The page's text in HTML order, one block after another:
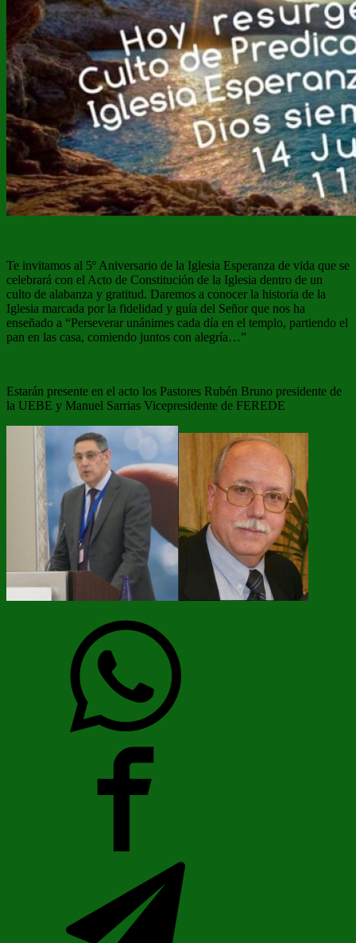
Te invitamos al 5º Aniversario de la Iglesia Esperanza de vida que se
celebrará con el Acto de Constitución de la Iglesia dentro de un
culto de alabanza y gratitud. Daremos a conocer la historia de la
Iglesia marcada por la fidelidad y guía del Señor que nos ha
enseñado a “Perseverar unánimes cada día en el templo, partiendo el
pan en las casa, comiendo juntos con alegría…”
Estarán presente en el acto los Pastores Rubén Bruno presidente de
la UEBE y Manuel Sarrias Vicepresidente de FEREDE